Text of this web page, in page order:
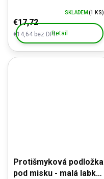
€14,64 bez DPH
€17,72
SKLADEM (1 KS)
Detail
Protišmyková podložka
pod misku - malá labka,